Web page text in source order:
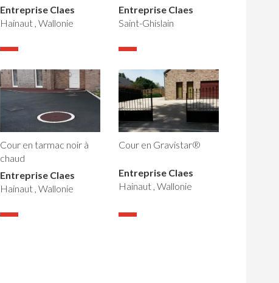
Entreprise Claes
Hainaut , Wallonie
Entreprise Claes
Saint-Ghislain
Cour en tarmac noir à
chaud
Entreprise Claes
Hainaut , Wallonie
Cour en Gravistar®
Entreprise Claes
Hainaut , Wallonie